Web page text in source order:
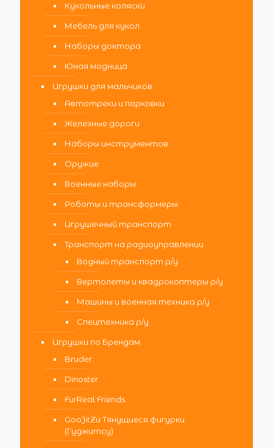
Кукольные коляски
Мебель для кукол
Наборы доктора
Юная модница
Игрушки для мальчиков
Автотреки и парковки
Железные дороги
Наборы инструментов
Оружие
Военные наборы
Роботы и трансформеры
Игрушечный транспорт
Транспорт на радиоуправлении
Водный транспорт р/у
Вертолеты и квадрокоптеры р/у
Машины и военная техника р/у
Спецтехника р/у
Игрушки по Брендам
Bruder
Dinoster
FurReal Friends
GooJitZu Тянущиеся фигурки
(Гуджитсу)